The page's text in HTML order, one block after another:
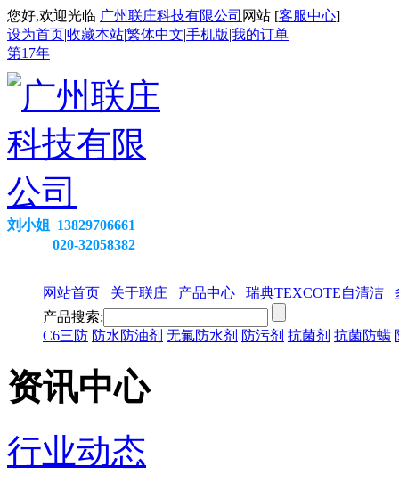
您好,欢迎光临 广州联庄科技有限公司 网站 [客服中心]
设为首页|收藏本站|繁体中文|手机版|我的订单
第17年
刘小姐 13829706661
020-32058382
网站首页 关于联庄 产品中心 瑞典TEXCOTE自清洁
产品搜索:
C6三防 防水防油剂 无氟防水剂 防污剂 抗菌剂 抗菌防螨
资讯中心
行业动态